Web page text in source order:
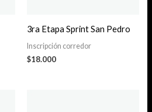
3ra Etapa Sprint San Pedro
Inscripción corredor
$18.000